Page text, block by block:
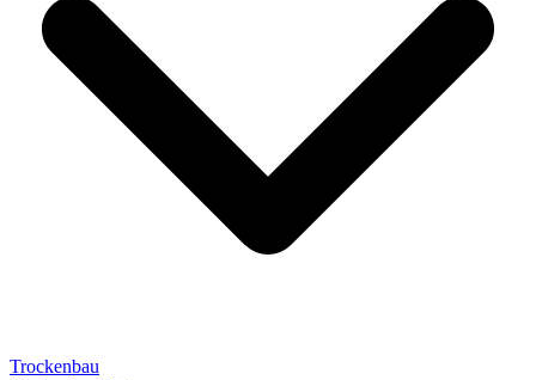
Trockenbau